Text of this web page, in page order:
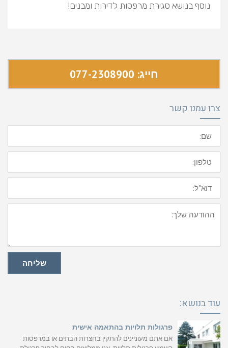
נוסף בנושא סגירת מרפסות לדירות ומבנים!
חייג: 077-2308900
צרו עמנו קשר
שם:
טלפון:
דוא"ל:
ההודעה
שלך:
שליחה
עוד בנושא:
פרגולות תלויות בהתאמה אישית
אם אתם מעוניינים להתקין בחצרות הבתים או במרפסות